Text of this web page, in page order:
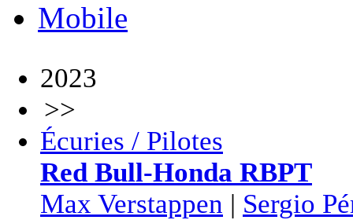
Mobile
2023
>>
Écuries / Pilotes
Red Bull-Honda RBPT
Max Verstappen | Sergio